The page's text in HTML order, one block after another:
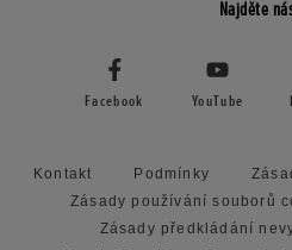
Najděte
Facebook YouTube
Kontakt Podmínky
Zásady používání souborů
Zásady předkládání